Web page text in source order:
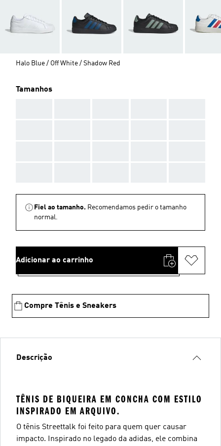
Halo Blue / Off White / Shadow Red
Tamanhos
Fiel ao tamanho. Recomendamos pedir o tamanho
normal.
Adicionar ao carrinho
Compre Tênis e Sneakers
Descrição
TÊNIS DE BIQUEIRA EM CONCHA COM ESTILO
INSPIRADO EM ARQUIVO.
O tênis Streettalk foi feito para quem quer causar
impacto. Inspirado no legado da adidas, ele combina